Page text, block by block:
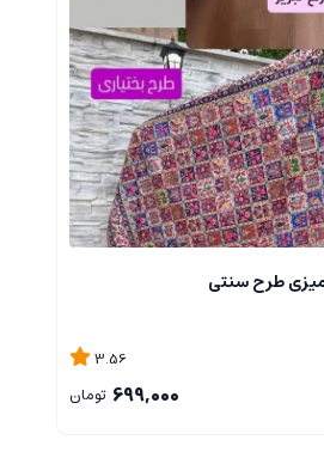
طرح سنتی
3.56
699,000 تومان